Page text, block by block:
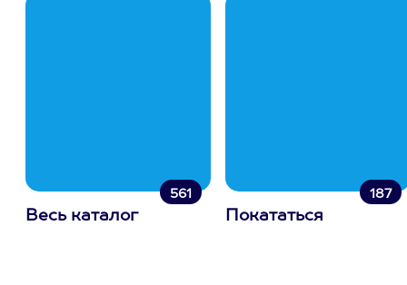
561
Весь каталог
187
Покататься